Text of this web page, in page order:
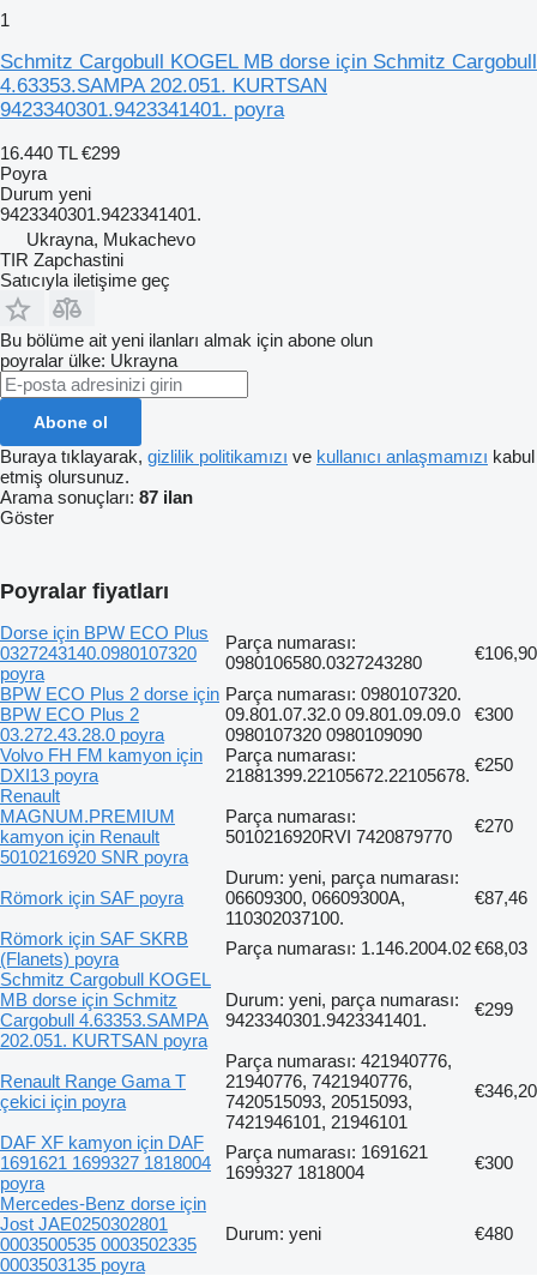
1
Schmitz Cargobull KOGEL MB dorse için Schmitz Cargobull
4.63353.SAMPA 202.051. KURTSAN
9423340301.9423341401. poyra
16.440 TL €299
Poyra
Durum yeni
9423340301.9423341401.
Ukrayna, Mukachevo
TIR Zapchastini
Satıcıyla iletişime geç
Bu bölüme ait yeni ilanları almak için abone olun
poyralar ülke: Ukrayna
Abone ol
Buraya tıklayarak, gizlilik politikamızı ve kullanıcı anlaşmamızı kabul
etmiş olursunuz.
Arama sonuçları: 87 ilan
Göster
Poyralar fiyatları
Dorse için BPW ECO Plus
0327243140.0980107320
poyra
Parça numarası:
0980106580.0327243280
€106,90
BPW ECO Plus 2 dorse için
BPW ECO Plus 2
03.272.43.28.0 poyra
Parça numarası: 0980107320.
09.801.07.32.0 09.801.09.09.0
0980107320 0980109090
€300
Volvo FH FM kamyon için
DXI13 poyra
Parça numarası:
21881399.22105672.22105678.
€250
Renault
MAGNUM.PREMIUM
kamyon için Renault
5010216920 SNR poyra
Parça numarası:
5010216920RVI 7420879770
€270
Römork için SAF poyra
Durum: yeni, parça numarası:
06609300, 06609300A,
110302037100.
€87,46
Römork için SAF SKRB
(Flanets) poyra
Parça numarası: 1.146.2004.02€68,03
Schmitz Cargobull KOGEL
MB dorse için Schmitz
Cargobull 4.63353.SAMPA
202.051. KURTSAN poyra
Durum: yeni, parça numarası:
9423340301.9423341401.
€299
Renault Range Gama T
çekici için poyra
Parça numarası: 421940776,
21940776, 7421940776,
7420515093, 20515093,
7421946101, 21946101
€346,20
DAF XF kamyon için DAF
1691621 1699327 1818004
poyra
Parça numarası: 1691621
1699327 1818004
€300
Mercedes-Benz dorse için
Jost JAE0250302801
0003500535 0003502335
0003503135 poyra
Durum: yeni €480